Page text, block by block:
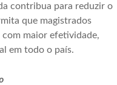
contribua para reduzir o
que magistrados
maior efetividade,
em todo o país.